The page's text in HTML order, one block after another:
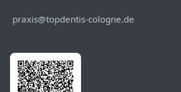
praxis@topdentis-cologne.de